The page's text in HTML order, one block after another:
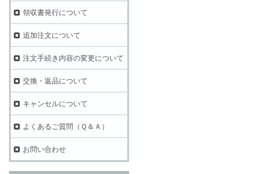
領収書発行について
追加注文について
注文手続き内容の変更について
交換・返品について
キャンセルについて
よくあるご質問（Ｑ＆Ａ）
お問い合わせ